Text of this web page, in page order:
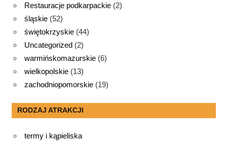
Restauracje podkarpackie (2)
śląskie (52)
świętokrzyskie (44)
Uncategorized (2)
warmińskomazurskie (6)
wielkopolskie (13)
zachodniopomorskie (19)
RODZAJ ATRAKCJI
termy i kąpieliska